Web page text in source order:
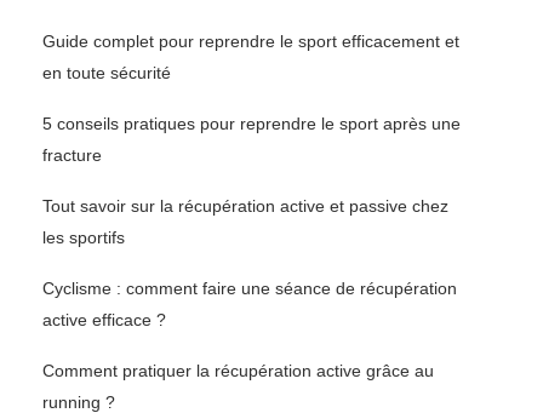
Guide complet pour reprendre le sport efficacement et
en toute sécurité
5 conseils pratiques pour reprendre le sport après une
fracture
Tout savoir sur la récupération active et passive chez
les sportifs
Cyclisme : comment faire une séance de récupération
active efficace ?
Comment pratiquer la récupération active grâce au
running ?